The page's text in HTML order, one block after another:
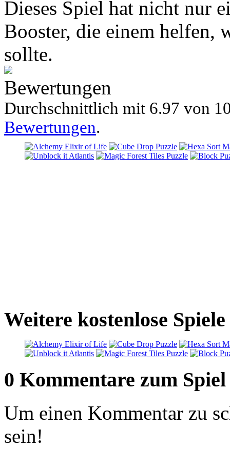
Dieses Spiel hat nicht nur
Booster, die einem helfen,
sollte.
Bewertungen
Durchschnittlich mit 6.97 von
Bewertungen.
Weitere kostenlose
0 Kommentare zum Spiel
Um einen Kommentar zu
sein!